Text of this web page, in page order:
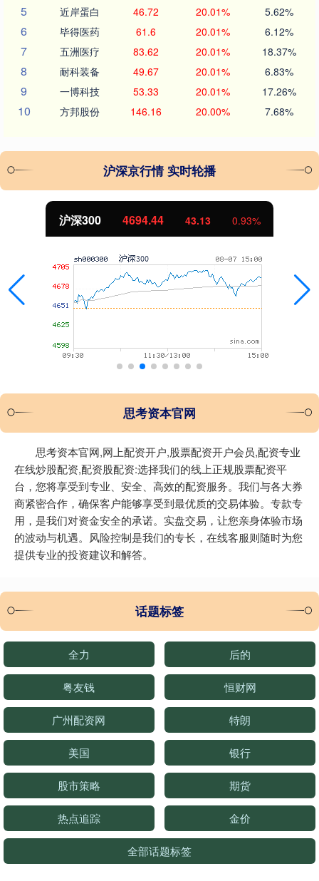
5 近岸蛋白 46.72 20.01% 5.62%
6 毕得医药 61.6 20.01% 6.12%
7 五洲医疗 83.62 20.01% 18.37%
8 耐科装备 49.67 20.01% 6.83%
9 一博科技 53.33 20.01% 17.26%
10 方邦股份 146.16 20.00% 7.68%
沪深京行情 实时轮播
沪深300 4694.44 43.13 0.93%
思考资本官网
思考资本官网,网上配资开户,股票配资开户会员,配资专业
在线炒股配资,配资股配资:选择我们的线上正规股票配资平
台，您将享受到专业、安全、高效的配资服务。我们与各大券
商紧密合作，确保客户能够享受到最优质的交易体验。专款专
用，是我们对资金安全的承诺。实盘交易，让您亲身体验市场
的波动与机遇。风险控制是我们的专长，在线客服则随时为您
提供专业的投资建议和解答。
话题标签
全力 后的
粤友钱 恒财网
广州配资网 特朗
美国 银行
股市策略 期货
热点追踪 金价
全部话题标签